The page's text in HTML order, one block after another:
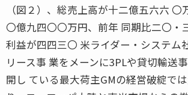
（図２）、総売上高が十二億五六六 〇
〇億九四〇〇万円、前年 同期比二〇・
利益が四四三〇 米ライダー・システム
リース事 業をメーンに3PLや貸切輸送
開し ている最大荷主GMの経営破綻で